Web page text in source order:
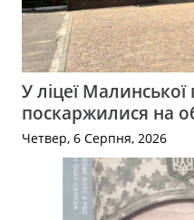
У ліцеї
поскаржилися на
Четвер, 6 Серпня, 2026